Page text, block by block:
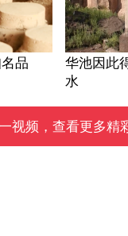
品
华池因此
水
视频，查看更多精